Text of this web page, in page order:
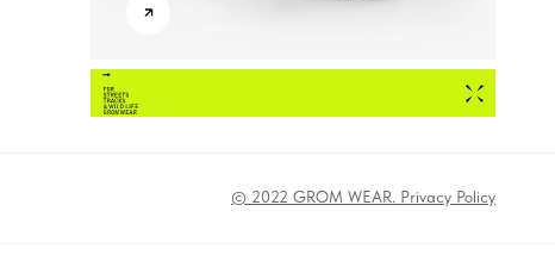
© 2022 GROM WEAR. Privacy Policy